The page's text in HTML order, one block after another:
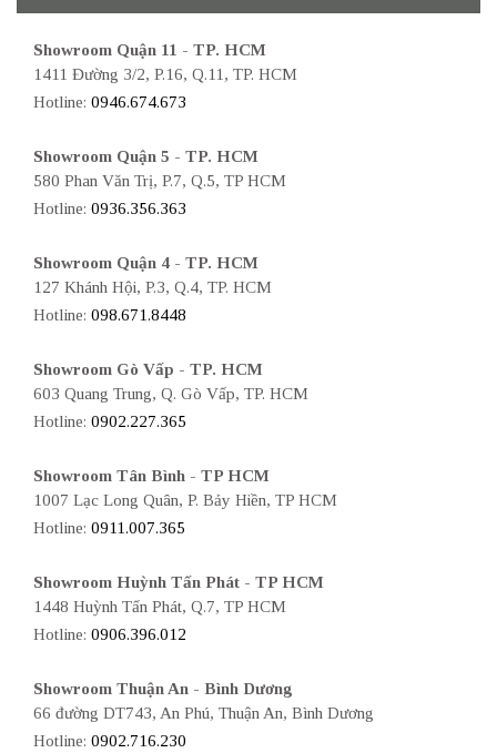
Showroom Quận 11 - TP. HCM
1411 Đường 3/2, P.16, Q.11, TP. HCM
Hotline: 0946.674.673
Showroom Quận 5 - TP. HCM
580 Phan Văn Trị, P.7, Q.5, TP HCM
Hotline: 0936.356.363
Showroom Quận 4 - TP. HCM
127 Khánh Hội, P.3, Q.4, TP. HCM
Hotline: 098.671.8448
Showroom Gò Vấp - TP. HCM
603 Quang Trung, Q. Gò Vấp, TP. HCM
Hotline: 0902.227.365
Showroom Tân Bình - TP HCM
1007 Lạc Long Quân, P. Bảy Hiền, TP HCM
Hotline: 0911.007.365
Showroom Huỳnh Tấn Phát - TP HCM
1448 Huỳnh Tấn Phát, Q.7, TP HCM
Hotline: 0906.396.012
Showroom Thuận An - Bình Dương
66 đường DT743, An Phú, Thuận An, Bình Dương
Hotline: 0902.716.230